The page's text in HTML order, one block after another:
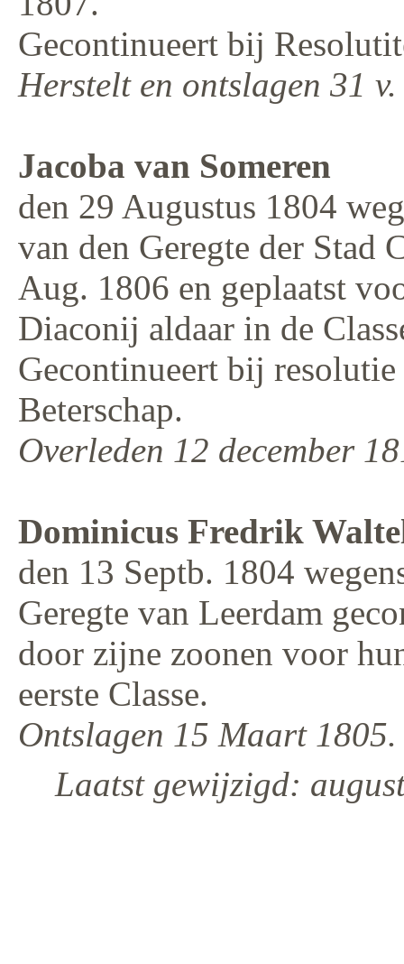
Gecontinueert bij
Herstelt en ontslagen 31
Jacoba van Someren
den 29 Augustus 1804
van den Geregte der Stad
Aug. 1806 en geplaatst
Diaconij aldaar in de
Gecontinueert bij
Beterschap.
Overleden 12 december
Dominicus Fredrik
den 13 Septb. 1804
Geregte van Leerdam
door zijne zoonen voor
eerste Classe.
Ontslagen 15 Maart 1805.
Laatst gewijzigd: